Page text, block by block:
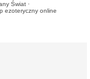
Świat·
ezoteryczny online